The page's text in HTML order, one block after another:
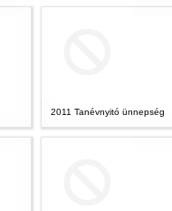
2011 Tanévnyitó ünnepség